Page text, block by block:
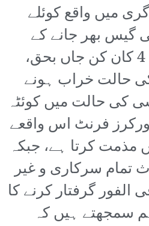
میں واقع کوئلے
گیس بھر جانے کے
باعث دم گُھٹنے سے 4 کان کن جاں بحق،
حالت خراب ہونے
کی حالت میں کوئٹہ
ورکرز فرنٹ اس واقعے
مذمت کرتا ہے، جبکہ
تمام سرکاری و غیر
الفور گرفتار کرنے کا
سمجھتے ہیں کہ